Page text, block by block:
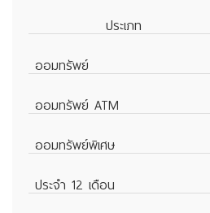
ประเภท
ออมทรัพย์
ออมทรัพย์ ATM
ออมทรัพย์พิเศษ
ประจำ 12 เดือน